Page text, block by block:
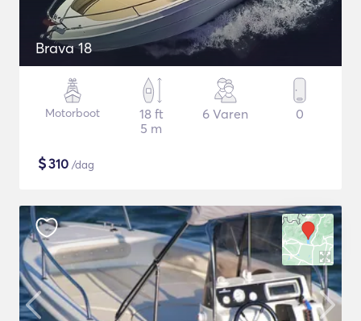
Brava 18
Motorboot
18 ft
5 m
6 Varen 0
$310 /dag